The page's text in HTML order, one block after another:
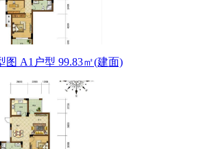
图 A1户型 99.83㎡(建面)